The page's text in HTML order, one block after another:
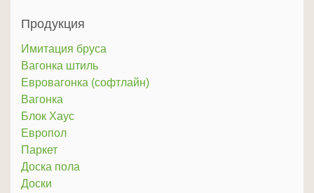
Продукция
Имитация бруса
Вагонка штиль
Евровагонка (софтлайн)
Вагонка
Блок Хаус
Европол
Паркет
Доска пола
Доски